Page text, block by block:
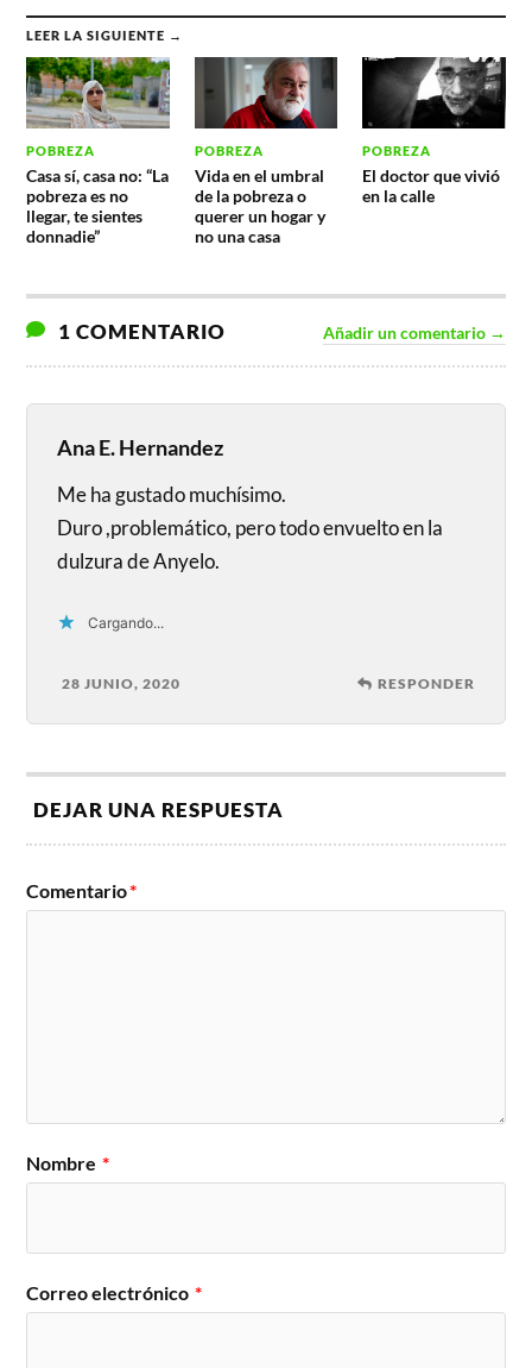
LEER LA SIGUIENTE →
POBREZA
Casa sí, casa no: “La
pobreza es no
llegar, te sientes
donnadie”
POBREZA
Vida en el umbral
de la pobreza o
querer un hogar y
no una casa
POBREZA
El doctor que vivió
en la calle
1 COMENTARIO Añadir un comentario →
Ana E. Hernandez
Me ha gustado muchísimo.
Duro ,problemático, pero todo envuelto en la
dulzura de Anyelo.
Cargando...
28 JUNIO, 2020 RESPONDER
DEJAR UNA RESPUESTA
Comentario*
Nombre *
Correo electrónico *